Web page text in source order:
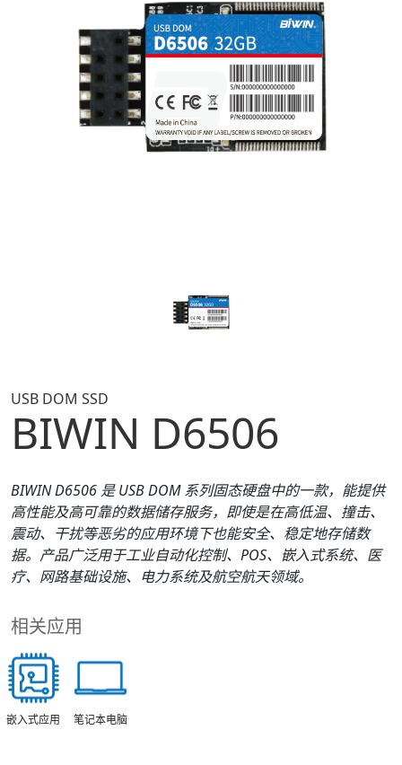
USB DOM SSD
BIWIN D6506
BIWIND6506 是USBDOM 系列固态硬盘中的一款， 能提供
高性能及高可靠的数据储存服务，即使是在高低温、撞击、
震动、干扰等恶劣的应用环境下也能安全、稳定地存储数
据。产品广泛用于工业自动化控制、POS、嵌入式系统、医
疗、网路基础设施、电力系统及航空航天领域。
相关应用
嵌入式应用 笔记本电脑